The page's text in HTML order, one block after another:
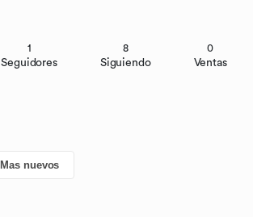
1
Seguidores
8
Siguiendo
0
Ventas
Mas nuevos